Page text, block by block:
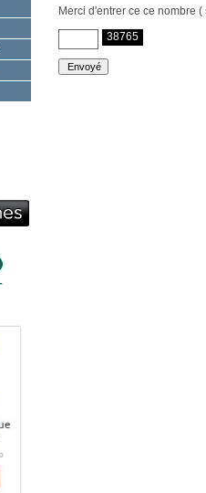
Merci d'entrer ce ce nombre
38765